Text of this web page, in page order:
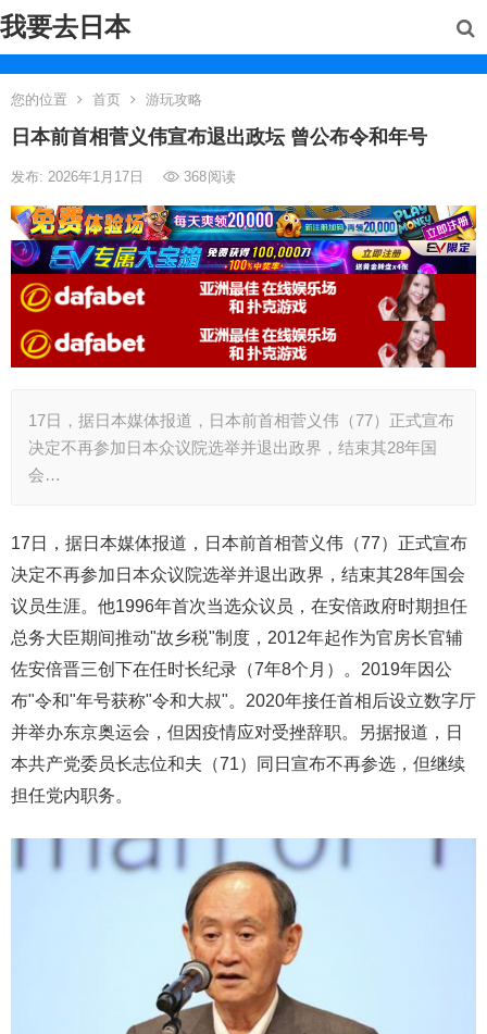
我要去日本
您的位置 首页 游玩攻略
日本前首相菅义伟宣布退出政坛 曾公布令和年号
发布: 2026年1月17日 368阅读
17日，据日本媒体报道，日本前首相菅义伟（77）正式宣布
决定不再参加日本众议院选举并退出政界，结束其28年国
会…
17日，据日本媒体报道，日本前首相菅义伟（77）正式宣布
决定不再参加日本众议院选举并退出政界，结束其28年国会
议员生涯。他1996年首次当选众议员，在安倍政府时期担任
总务大臣期间推动"故乡税"制度，2012年起作为官房长官辅
佐安倍晋三创下在任时长纪录（7年8个月）。2019年因公
布"令和"年号获称"令和大叔"。2020年接任首相后设立数字厅
并举办东京奥运会，但因疫情应对受挫辞职。另据报道，日
本共产党委员长志位和夫（71）同日宣布不再参选，但继续
担任党内职务。